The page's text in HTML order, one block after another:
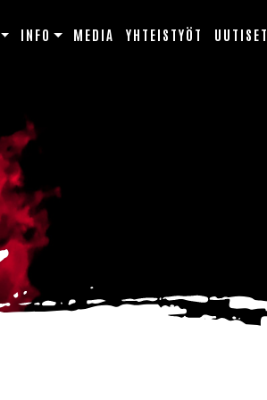
INFO MEDIA YHTEISTYÖT UUTISET